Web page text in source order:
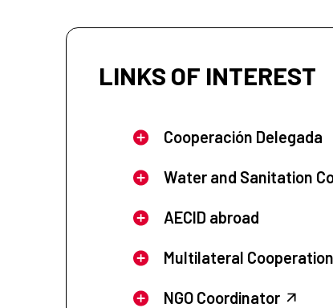
LINKS OF INTEREST
Cooperación Delegada
Water and Sanitation
AECID abroad
Multilateral Cooperation
NGO Coordinator